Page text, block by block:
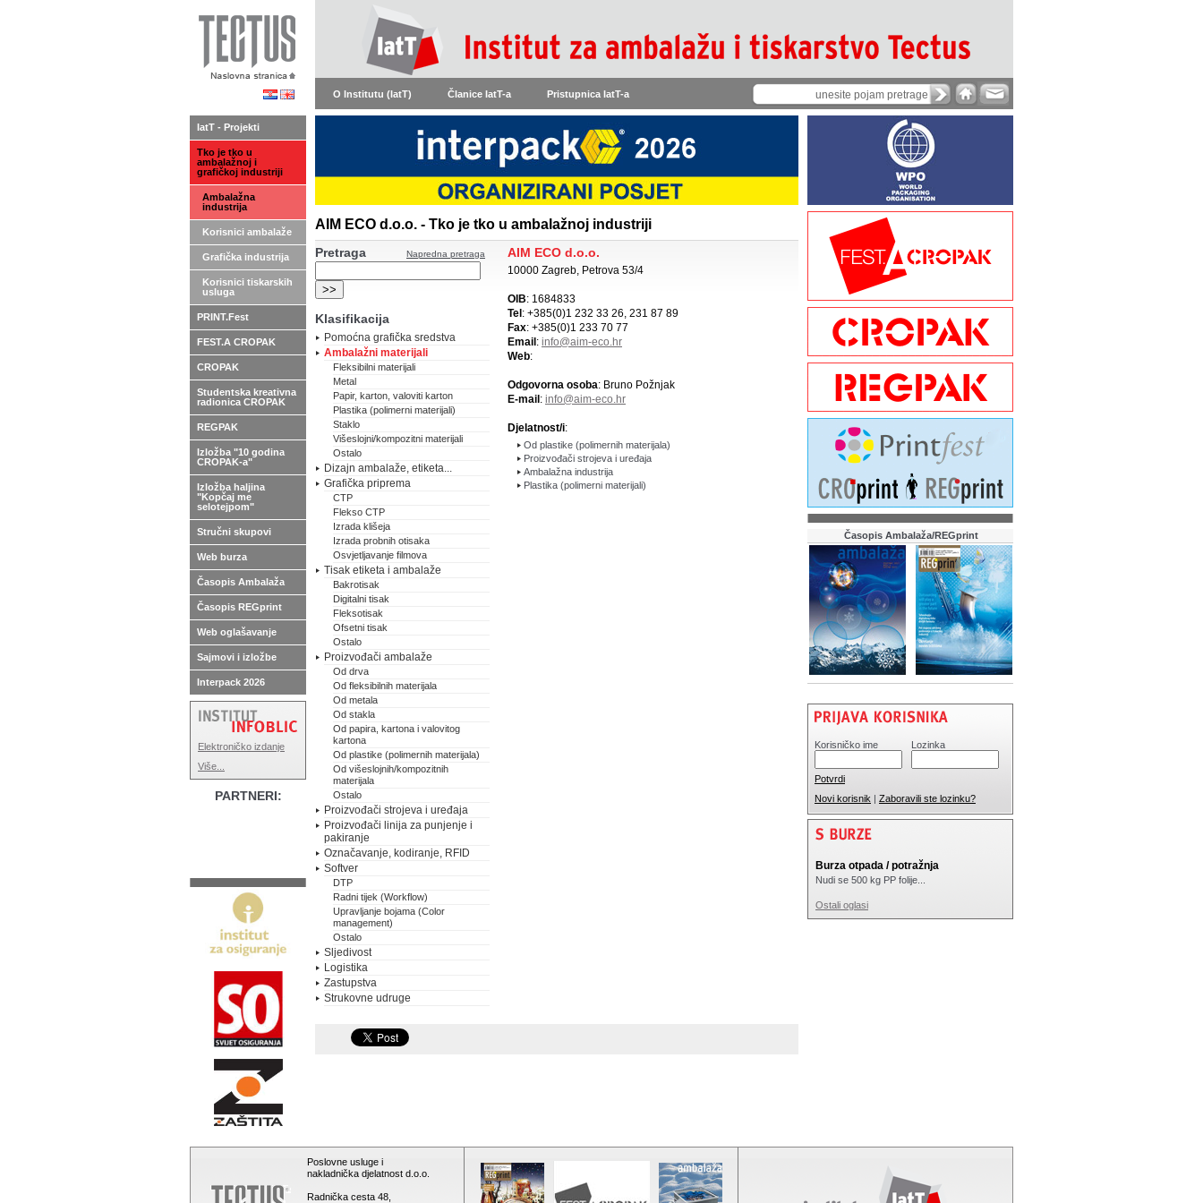
O Institutu (IatT) Članice IatT-a Pristupnica IatT-a
AIM ECO d.o.o. - Tko je tko u ambalažnoj industriji
Napredna pretraga
Pretraga
Klasifikacija
Pomoćna grafička sredstva
Ambalažni materijali
Fleksibilni materijali
Metal
Papir, karton, valoviti karton
Plastika (polimerni materijali)
Staklo
Višeslojni/kompozitni materijali
Ostalo
Dizajn ambalaže, etiketa...
Grafička priprema
CTP
Flekso CTP
Izrada klišeja
Izrada probnih otisaka
Osvjetljavanje filmova
Tisak etiketa i ambalaže
Bakrotisak
Digitalni tisak
Fleksotisak
Ofsetni tisak
Ostalo
Proizvođači ambalaže
Od drva
Od fleksibilnih materijala
Od metala
Od stakla
Od papira, kartona i valovitog
kartona
Od plastike (polimernih materijala)
Od višeslojnih/kompozitnih
materijala
Ostalo
Proizvođači strojeva i uređaja
Proizvođači linija za punjenje i
pakiranje
Označavanje, kodiranje, RFID
Softver
DTP
Radni tijek (Workflow)
Upravljanje bojama (Color
management)
Ostalo
Sljedivost
Logistika
Zastupstva
Strukovne udruge
AIM ECO d.o.o.
10000 Zagreb, Petrova 53/4
OIB: 1684833
Tel : +385(0)1 232 33 26, 231 87 89
Fax: +385(0)1 233 70 77
Email : info@aim-eco.hr
Web:
Odgovorna osoba: Bruno Požnjak
E-mail : info@aim-eco.hr
Djelatnost/i:
Od plastike (polimernih materijala)
Proizvođači strojeva i uređaja
Ambalažna industrija
Plastika (polimerni materijali)
IatT - Projekti
Tko je tko u
ambalažnoj i
grafičkoj industriji
Ambalažna
industrija
Korisnici ambalaže
Grafička industrija
Korisnici tiskarskih
usluga
PRINT.Fest
FEST.A CROPAK
CROPAK
Studentska kreativna
radionica CROPAK
REGPAK
Izložba "10 godina
CROPAK-a"
Izložba haljina
"Kopčaj me
selotejpom"
Stručni skupovi
Web burza
Časopis Ambalaža
Časopis REGprint
Web oglašavanje
Sajmovi i izložbe
Interpack 2026
Elektroničko izdanje
Više...
PARTNERI:
Časopis Ambalaža/REGprint
Korisničko ime Lozinka
Potvrdi
Novi korisnik | Zaboravili ste lozinku?
Burza otpada / potražnja
Nudi se 500 kg PP folije...
Ostali oglasi
Poslovne usluge i
nakladnička djelatnost d.o.o.
Radnička cesta 48,